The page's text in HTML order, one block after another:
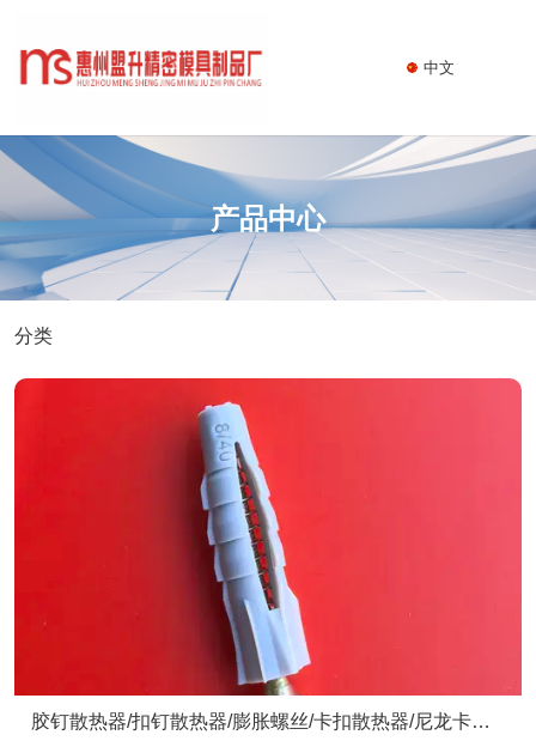
中文
产品中心
分类
胶钉散热器/扣钉散热器/膨胀螺丝/卡扣散热器/尼龙卡扣/